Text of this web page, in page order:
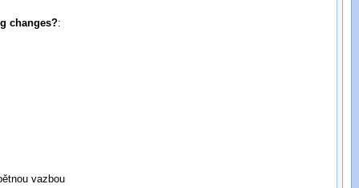
changes?:
vazbou